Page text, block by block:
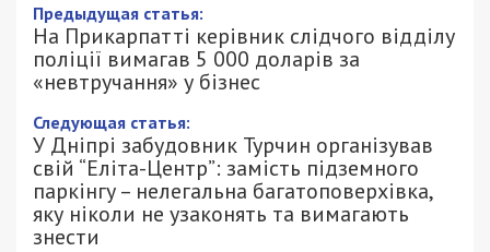
Предыдущая статья:
На Прикарпатті керівник слідчого відділу
поліції вимагав 5 000 доларів за
«невтручання» у бізнес
Следующая статья:
У Дніпрі забудовник Турчин організував
свій “Еліта-Центр”: замість підземного
паркінгу – нелегальна багатоповерхівка,
яку ніколи не узаконять та вимагають
знести